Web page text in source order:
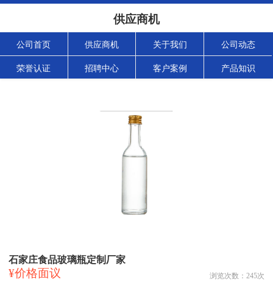
供应商机
公司首页 供应商机 关于我们 公司动态
荣誉认证 招聘中心 客户案例 产品知识
石家庄食品玻璃瓶定制厂家
¥价格面议 浏览次数： 245次